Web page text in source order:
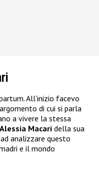
All’inizio facevo
di cui si parla
a vivere la stessa
Alessia Macari della sua
analizzare questo
e il mondo